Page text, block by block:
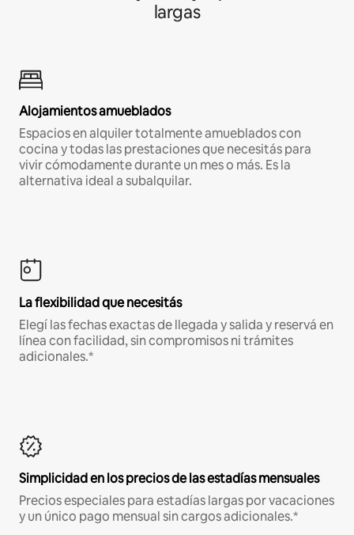
largas
Alojamientos amueblados
Espacios en alquiler totalmente amueblados con
cocina y todas las prestaciones que necesitás para
vivir cómodamente durante un mes o más. Es la
alternativa ideal a subalquilar.
La flexibilidad que necesitás
Elegí las fechas exactas de llegada y salida y reservá en
línea con facilidad, sin compromisos ni trámites
adicionales.*
Simplicidad en los precios de las estadías mensuales
Precios especiales para estadías largas por vacaciones
y un único pago mensual sin cargos adicionales.*